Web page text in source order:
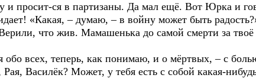
и просит-ся в партизаны. Да мал ещё. Вот Юрка и
«Какая, – думаю, – в войну может быть
что жив. Мамашенька до самой смерти за твоё
всех, теперь, как понимаю, и о мёртвых, – с
Василёк? Может, у тебя есть с собой какая-